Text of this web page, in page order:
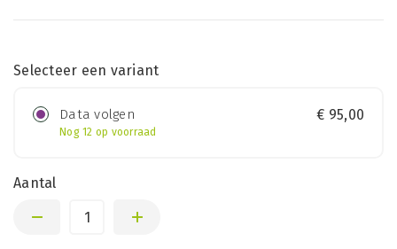
Selecteer een variant
Data volgen
Nog 12 op voorraad
€ 95,00
Aantal